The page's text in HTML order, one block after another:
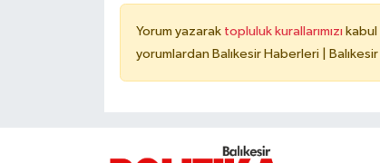
Yorum yazarak topluluk kurallarımızı
yorumlardan Balıkesir Haberleri |